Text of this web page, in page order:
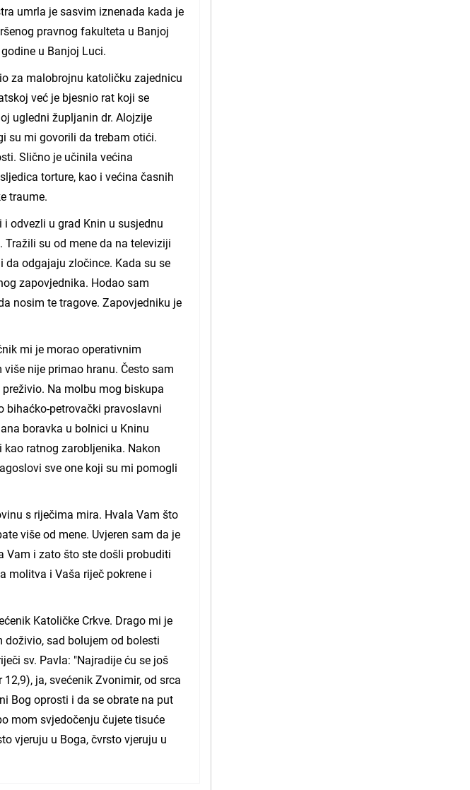
umrla je sasvim iznenada kada je
pravnog fakulteta u Banjoj
u Banjoj Luci.
za malobrojnu katoličku zajednicu
već je bjesnio rat koji se
ugledni župljanin dr. Alojzije
su mi govorili da trebam otići.
Slično je učinila većina
torture, kao i većina časnih
traume.
odvezli u grad Knin u susjednu
su od mene da na televiziji
odgajaju zločince. Kada su se
zapovjednika. Hodao sam
nosim te tragove. Zapovjedniku je
mi je morao operativnim
nije primao hranu. Često sam
Na molbu mog biskupa
bihaćko-petrovački pravoslavni
boravka u bolnici u Kninu
ratnog zarobljenika. Nakon
sve one koji su mi pomogli
s riječima mira. Hvala Vam što
više od mene. Uvjeren sam da je
Vam i zato što ste došli probuditi
molitva i Vaša riječ pokrene i
Katoličke Crkve. Drago mi je
doživio, sad bolujem od bolesti
sv. Pavla: "Najradije ću se još
ja, svećenik Zvonimir, od srca
Bog oprosti i da se obrate na put
mom svjedočenju čujete tisuće
vjeruju u Boga, čvrsto vjeruju u